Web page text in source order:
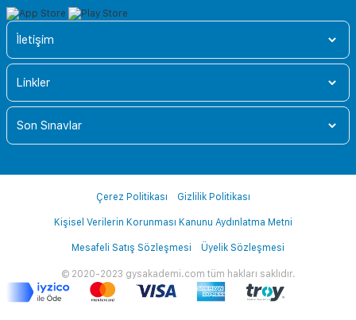
İletişim
Linkler
Son Sınavlar
© 2020-2023 gysakademi.com tüm hakları saklıdır.
Çerez Politikası Gizlilik Politikası
Kişisel Verilerin Korunması Kanunu Aydınlatma Metni
Mesafeli Satış Sözleşmesi Üyelik Sözleşmesi